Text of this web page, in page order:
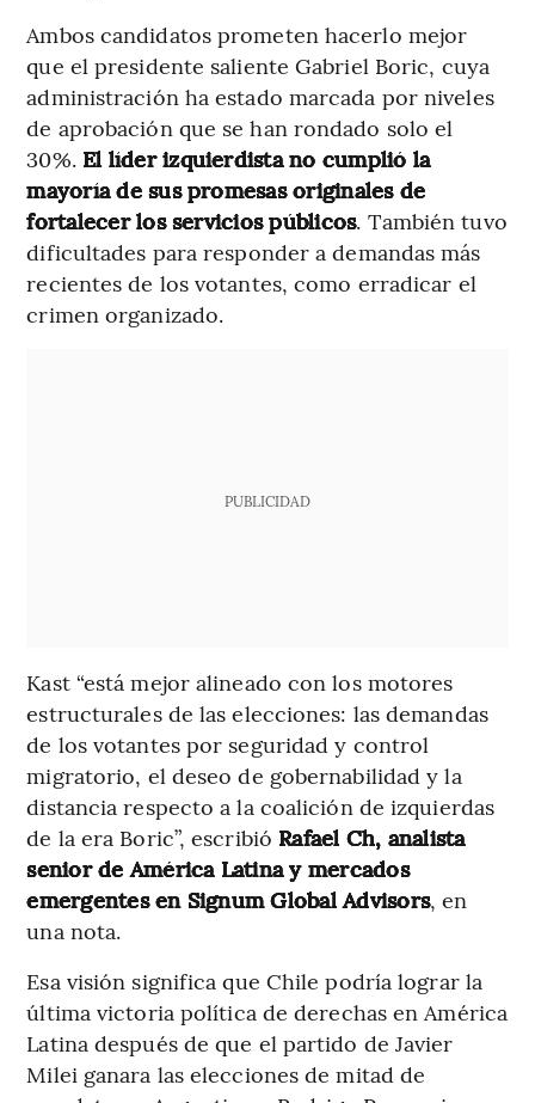
Ambos candidatos prometen hacerlo mejor
que el presidente saliente Gabriel Boric, cuya
administración ha estado marcada por niveles
de aprobación que se han rondado solo el
30%. El líder izquierdista no cumplió la
mayoría de sus promesas originales de
fortalecer los servicios públicos. También tuvo
dificultades para responder a demandas más
recientes de los votantes, como erradicar el
crimen organizado.
PUBLICIDAD
Kast “está mejor alineado con los motores
estructurales de las elecciones: las demandas
de los votantes por seguridad y control
migratorio, el deseo de gobernabilidad y la
distancia respecto a la coalición de izquierdas
de la era Boric”, escribió Rafael Ch, analista
senior de América Latina y mercados
emergentes en Signum Global Advisors, en
una nota.
Esa visión significa que Chile podría lograr la
última victoria política de derechas en América
Latina después de que el partido de Javier
Milei ganara las elecciones de mitad de